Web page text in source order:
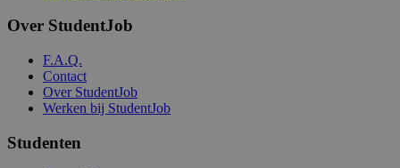
Over StudentJob
F.A.Q.
Contact
Over StudentJob
Werken bij StudentJob
Studenten